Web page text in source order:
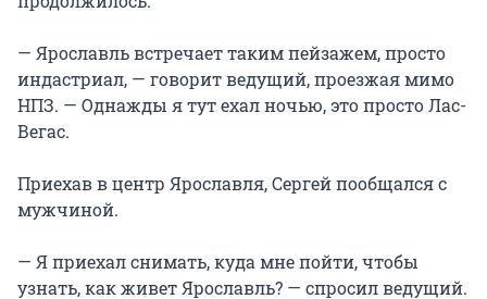
— Ярославль встречает таким пейзажем, просто
индастриал, — говорит ведущий, проезжая мимо
НПЗ. — Однажды я тут ехал ночью, это просто Лас-
Вегас.
Приехав в центр Ярославля, Сергей пообщался с
мужчиной.
— Я приехал снимать, куда мне пойти, чтобы
узнать, как живет Ярославль? — спросил ведущий.